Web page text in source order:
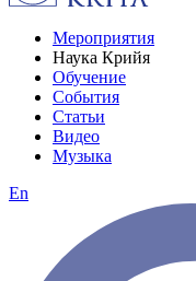
Мероприятия
Наука Крийя
Обучение
События
Статьи
Видео
Музыка
En